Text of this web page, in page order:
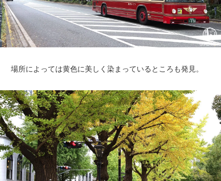
場所によっては黄色に美しく染まっているところも発見。